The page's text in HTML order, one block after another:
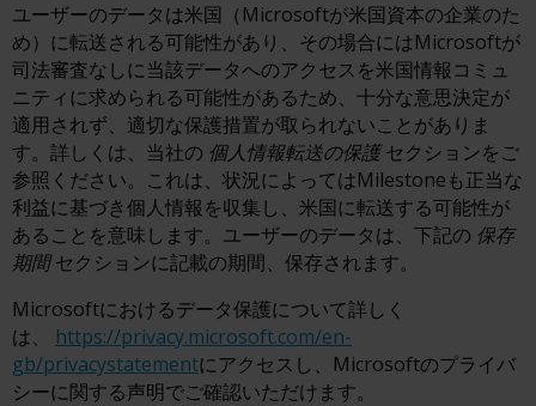
ユーザーのデータは米国（Microsoftが米国資本の企業のた
め）に転送される可能性があり、その場合にはMicrosoftが
司法審査なしに当該データへのアクセスを米国情報コミュ
ニティに求められる可能性があるため、十分な意思決定が
適用されず、適切な保護措置が取られないことがありま
す。詳しくは、当社の 個人情報転送の保護 セクションをご
参照ください。これは、状況によってはMilestoneも正当な
利益に基づき個人情報を収集し、米国に転送する可能性が
あることを意味します。ユーザーのデータは、下記の 保存
期間 セクションに記載の期間、保存されます。
Microsoftにおけるデータ保護について詳しく
は、
https://privacy.microsoft.com/en-
gb/privacystatementにアクセスし、Microsoftのプライバ
シーに関する声明でご確認いただけます。